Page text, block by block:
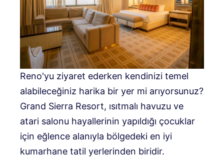
Reno'yu ziyaret ederken kendinizi temel
alabileceğiniz harika bir yer mi arıyorsunuz?
Grand Sierra Resort, ısıtmalı havuzu ve
atari salonu hayallerinin yapıldığı çocuklar
için eğlence alanıyla bölgedeki en iyi
kumarhane tatil yerlerinden biridir.